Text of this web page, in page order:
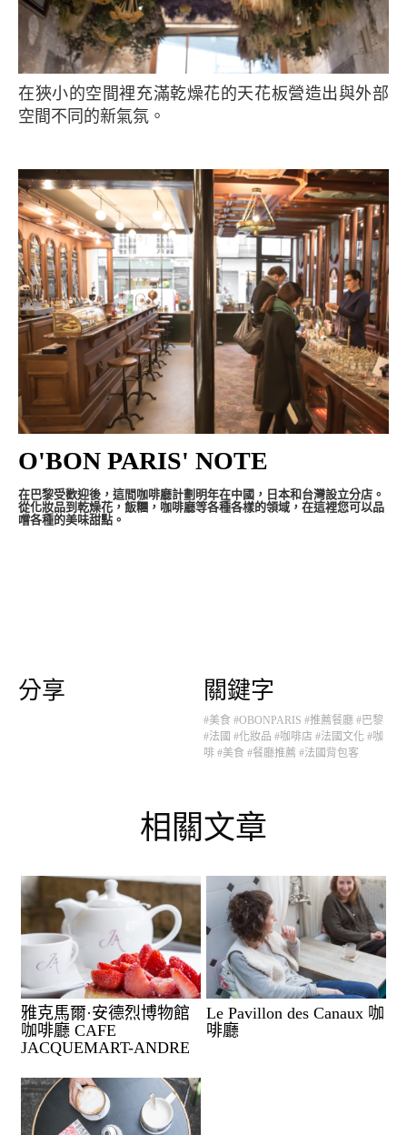
在狹小的空間裡充滿乾燥花的天花板營造出與外部
空間不同的新氣氛。
O'BON PARIS' NOTE
在巴黎受歡迎後，這間咖啡廳計劃明年在中國，日本和台灣設立分店。
從化妝品到乾燥花，飯糰，咖啡廳等各種各樣的領域，在這裡您可以品
嚐各種的美味甜點。
分享 關鍵字
#美食 #OBONPARIS #推薦餐廳 #巴黎
#法國 #化妝品 #咖啡店 #法國文化 #咖
啡 #美食 #餐廳推薦 #法國背包客
相關文章
雅克馬爾·安德烈博物館
咖啡廳 CAFE
JACQUEMART-ANDRE
Le Pavillon des Canaux 咖
啡廳